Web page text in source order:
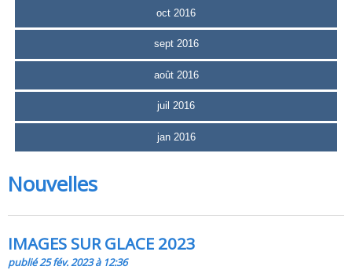
oct 2016
sept 2016
août 2016
juil 2016
jan 2016
Nouvelles
IMAGES SUR GLACE 2023
publié 25 fév. 2023 à 12:36